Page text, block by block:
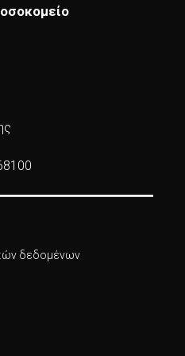
δεδομένων